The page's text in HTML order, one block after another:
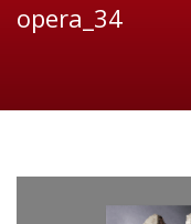
opera_34